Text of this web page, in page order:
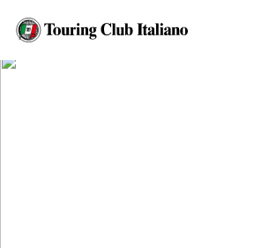
HOME
CASTELLO DI SAN MARCO